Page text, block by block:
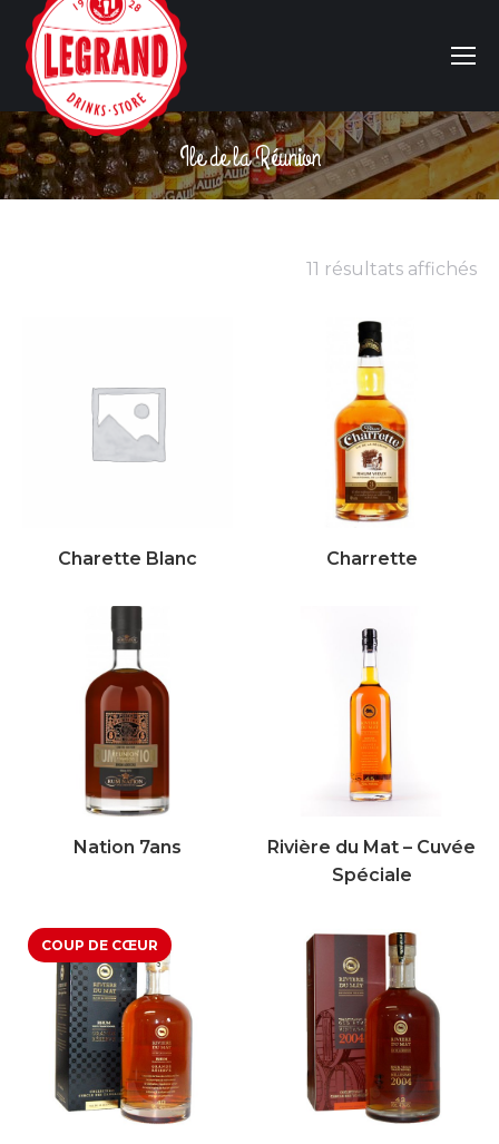
Ile de la Réunion
Vous êtes ici :
11 résultats affichés
Charette Blanc Charrette
Nation 7ans
Rivière du Mat – Cuvée
Spéciale